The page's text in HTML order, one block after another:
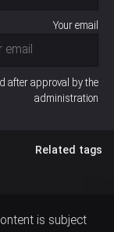
Your email
after approval by the
administration
Related tags
is subject